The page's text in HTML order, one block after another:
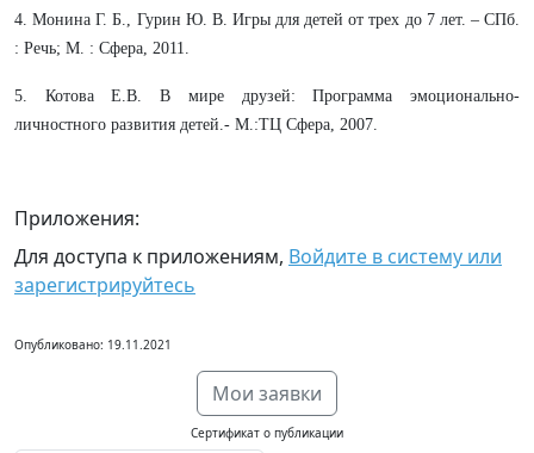
4. Монина Г. Б., Гурин Ю. В. Игры для детей от трех до 7 лет. – СПб.
: Речь; М. : Сфера, 2011.
5. Котова Е.В. В мире друзей: Программа эмоционально-
личностного развития детей.- М.:ТЦ Сфера, 2007.
Приложения:
Для доступа к приложениям, Войдите в систему или
зарегистрируйтесь
Опубликовано: 19.11.2021
Мои заявки
Сертификат о публикации